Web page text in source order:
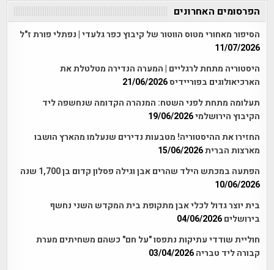
הפרסומים האחרונים
הסיפור מאחורי מטוס הווטור של קיבוץ כפר גלעדי | נפתלי פורת ז"ל
11/07/2026
היסטוריה מתחת לרגליים | המערה הנדירה מטלטלת את
הארכיאולוגים בפוריידיס21/06/2026
תעלומה מתחת לפני השטח: המנהרה הקדומה שנחשפה ליד
הקיבוץ הירושלמי19/06/2026
החזירו את ההיסטוריה! מטבעות נדירים שנעלמו מהארץ הושבו
מארצות הברית15/06/2026
הפתעה במכתש הילד שהרים אבן וגילה פסלון קדום בן 1,700 שנה
10/06/2026
בית יוצר גדול לכלי אבן מתקופת בית המקדש השני נחשף
בירושלים 04/06/2026
חוליית שודדי עתיקות נתפסו "על חם" כשהם משחיתים מערת
קבורה ליד טבריה 03/04/2026